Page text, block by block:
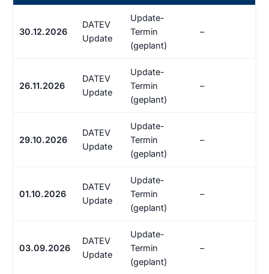
30.12.2026
DATEV
Update
Update-
Termin
(geplant)
–
26.11.2026
DATEV
Update
Update-
Termin
(geplant)
–
29.10.2026
DATEV
Update
Update-
Termin
(geplant)
–
01.10.2026
DATEV
Update
Update-
Termin
(geplant)
–
03.09.2026
DATEV
Update
Update-
Termin
(geplant)
–